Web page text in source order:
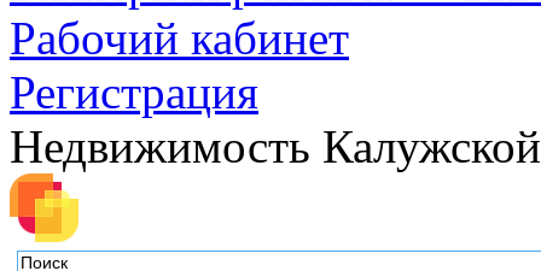
Рабочий кабинет
Регистрация
Недвижимость